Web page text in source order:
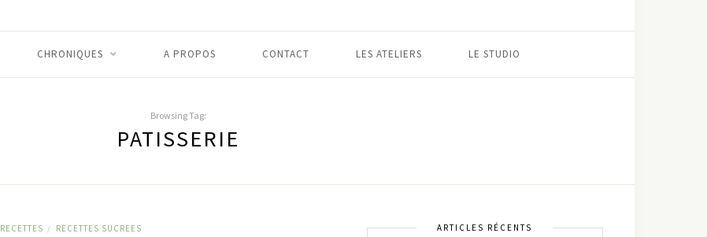
CHRONIQUES A PROPOS CONTACT LES ATELIERS LE STUDIO
Browsing Tag:
PATISSERIE
RECETTES / RECETTES SUCREES ARTICLES RÉCENTS